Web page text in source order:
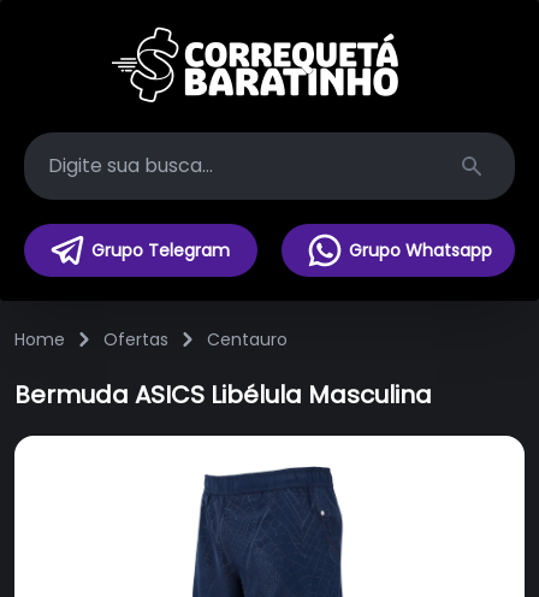
Search
Grupo Telegram Grupo Whatsapp
Home Ofertas Centauro
Bermuda ASICS Libélula Masculina